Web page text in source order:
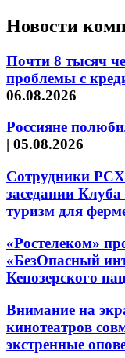
Новости
Почти 8 тысяч
проблемы с
06.08.2026
Россияне
| 05.08.2026
Сотрудники
заседании
туризм для
«Ростелеком»
«БезОпасный
Кенозерского
Внимание на
кинотеатров
экстренные